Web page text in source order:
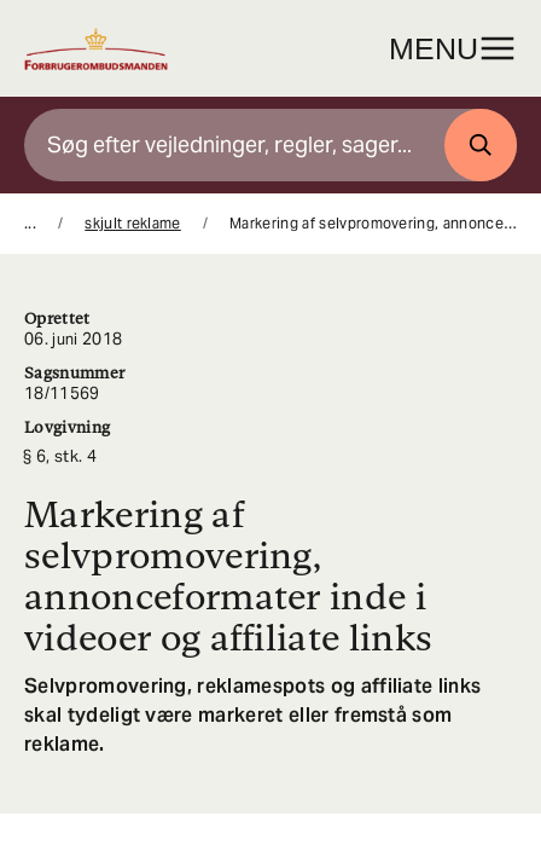
indhold
MENU
SØG
... skjult reklame Markering af selvpromovering, annonceformater inde i videoer og affiliate links
Oprettet
06. juni 2018
Sagsnummer
18/11569
Lovgivning
6, stk. 4
Markering af
selvpromovering,
annonceformater inde i
videoer og affiliate links
Selvpromovering, reklamespots og affiliate links
skal tydeligt være markeret eller fremstå som
reklame.